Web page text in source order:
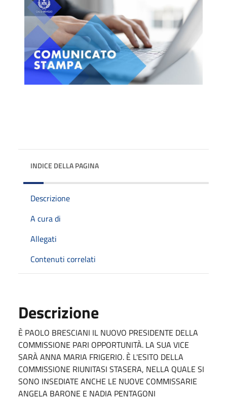
INDICE DELLA PAGINA
Descrizione
A cura di
Allegati
Contenuti correlati
Descrizione
È PAOLO BRESCIANI IL NUOVO PRESIDENTE DELLA
COMMISSIONE PARI OPPORTUNITÀ. LA SUA VICE
SARÀ ANNA MARIA FRIGERIO. È L'ESITO DELLA
COMMISSIONE RIUNITASI STASERA, NELLA QUALE SI
SONO INSEDIATE ANCHE LE NUOVE COMMISSARIE
ANGELA BARONE E NADIA PENTAGONI